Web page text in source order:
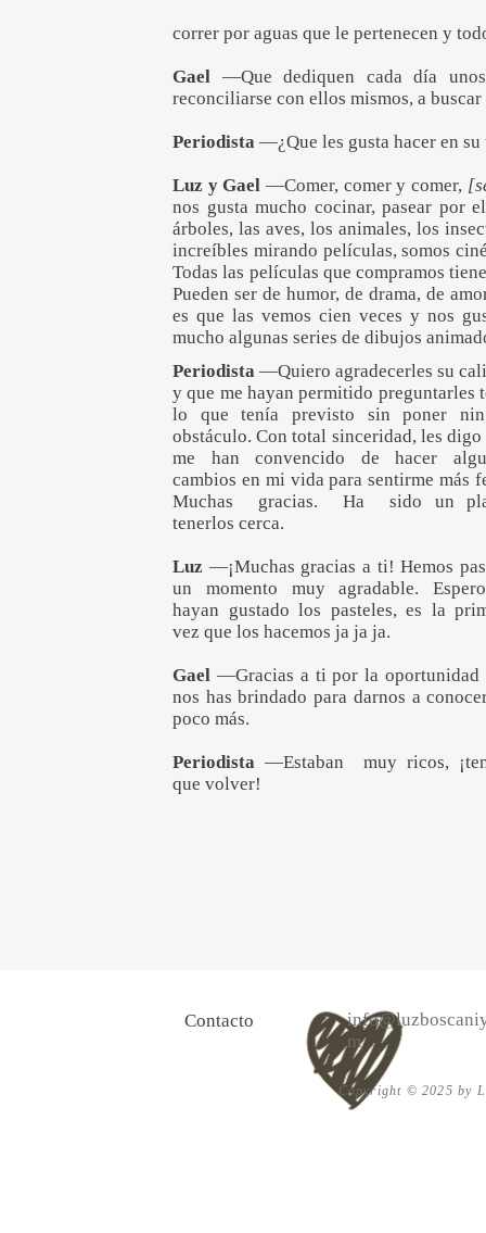
correr por aguas que le pertenecen y
Gael —Que dediquen cada día
reconciliarse con ellos mismos, a
Periodista —¿Que les gusta hacer en
Luz y Gael —Comer, comer y comer,
nos gusta mucho cocinar, pasear por
árboles, las aves, los animales, los
increíbles mirando películas, somos
Todas las películas que compramos
Pueden ser de humor, de drama, de
es que las vemos cien veces y nos
mucho algunas series de dibujos
Periodista —Quiero agradecerles su
y que me hayan permitido preguntarles
lo que tenía previsto sin poner
obstáculo. Con total sinceridad, les digo
me han convencido de hacer
cambios en mi vida para sentirme más
Muchas gracias. Ha sido un
tenerlos cerca.
Luz —¡Muchas gracias a ti! Hemos
un momento muy agradable.
hayan gustado los pasteles, es la
vez que los hacemos ja ja ja.
Gael —Gracias a ti por la oportunidad
nos has brindado para darnos a
poco más.
Periodista —Estaban muy ricos,
que volver!
Contacto
m
Copyright © 2025 by